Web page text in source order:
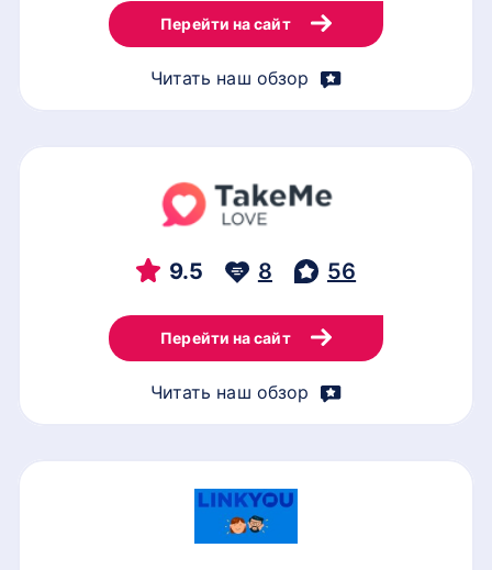
Перейти на сайт
Читать наш обзор
9.5 8 56
Перейти на сайт
Читать наш обзор